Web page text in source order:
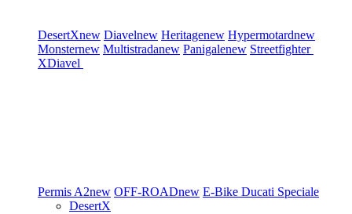
DesertXnew Diavelnew Heritagenew Hypermotardnew
Monsternew Multistradanew Panigalenew Streetfighter
XDiavel
Permis A2new OFF-ROADnew E-Bike Ducati Speciale
DesertX